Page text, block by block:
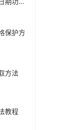
保护方
方法
教程